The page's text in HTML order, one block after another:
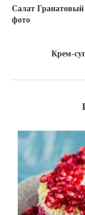
Салат Гранатовый
фото
Крем-